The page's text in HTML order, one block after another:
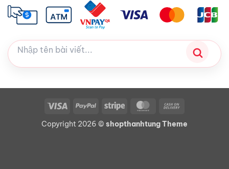
Visa PayPal Stripe MasterCard
Delivery
Copyright 2026 © shopthanhtung Theme